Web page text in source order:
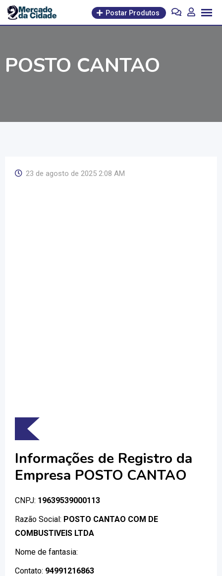
Pular
para
Postar Produtos
POSTO CANTAO
23 de agosto de 2025 2:08 AM
Informações de Registro da
Empresa POSTO CANTAO
CNPJ: 19639539000113
Razão Social: POSTO CANTAO COM DE
COMBUSTIVEIS LTDA
Nome de fantasia:
Contato: 94991216863